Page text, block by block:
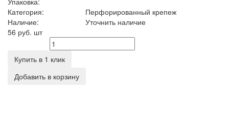
Категория:
Перфорированный крепеж
Наличие:
Уточнить наличие
56 руб. шт
Купить в 1 клик
Добавить в корзину